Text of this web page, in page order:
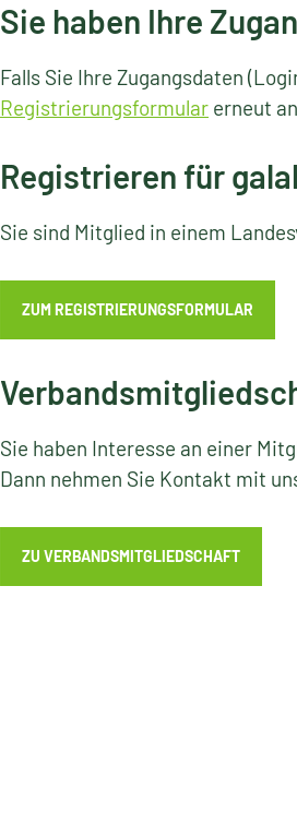
Sie haben Ihre
Falls Sie Ihre Zugangsdaten
Registrierungsformular erneut
Registrieren für
Sie sind Mitglied in einem
ZUM REGISTRIERUNGSFORMULAR
Sie haben Interesse an einer
Dann nehmen Sie Kontakt mit
ZU VERBANDSMITGLIEDSCHAFT